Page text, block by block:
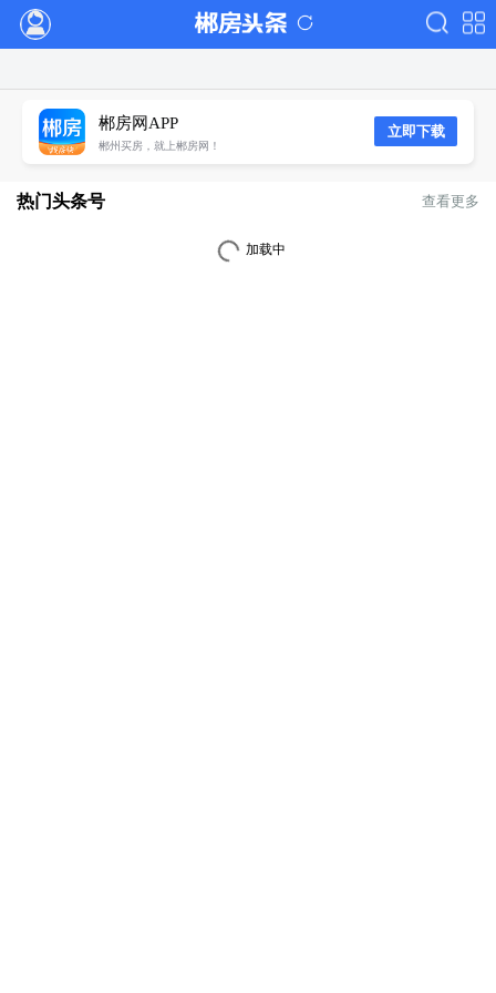
立即下载
郴房网APP
郴州买房，就上郴房网！
热门头条号 查看更多
加载中